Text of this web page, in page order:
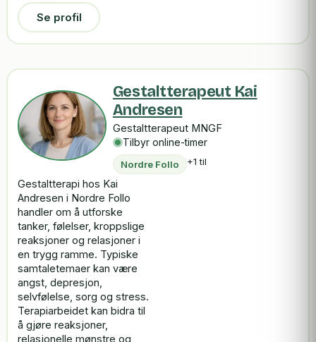
Se profil
Gestaltterapeut Kai
Andresen
Gestaltterapeut MNGF
Tilbyr online-timer
Nordre Follo +1 til
Gestaltterapi hos Kai
Andresen i Nordre Follo
handler om å utforske
tanker, følelser, kroppslige
reaksjoner og relasjoner i
en trygg ramme. Typiske
samtaletemaer kan være
angst, depresjon,
selvfølelse, sorg og stress.
Terapiarbeidet kan bidra til
å gjøre reaksjoner,
relasjonelle mønstre og